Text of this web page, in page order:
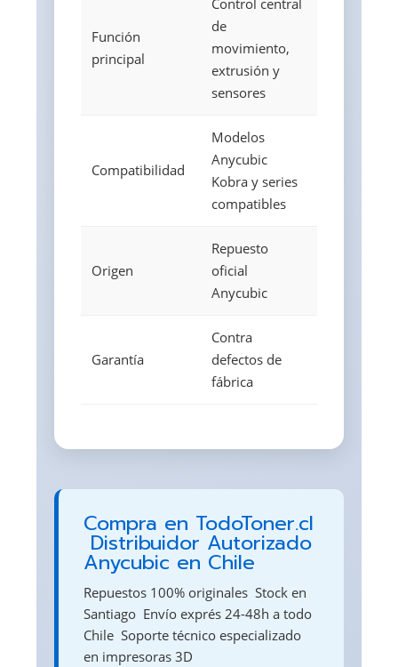
Función
principal
de
movimiento,
extrusión y
sensores
Compatibilidad
Modelos
Anycubic
Kobra y series
compatibles
Origen
Repuesto
oficial
Anycubic
Garantía
Contra
defectos de
fábrica
Compra en TodoToner.cl
 Distribuidor Autorizado
Anycubic en Chile
Repuestos 100% originales  Stock en
Santiago  Envío exprés 24-48h a todo
Chile  Soporte técnico especializado
en impresoras 3D